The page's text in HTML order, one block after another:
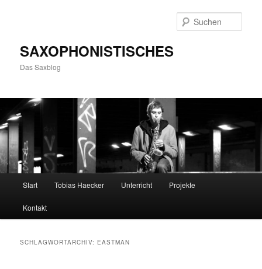
SAXOPHONISTISCHES
Das Saxblog
Start Tobias Haecker Unterricht Projekte
Kontakt
SCHLAGWORTARCHIV: EASTMAN